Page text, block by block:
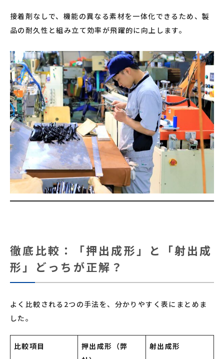
接着剤なしで、機能の異なる素材を一体化できるため、製
品の耐久性と組み立て効率が飛躍的に向上します。
徹底比較：「押出成形」と「射出成
形」どっちが正解？
よく比較される2つの手法を、分かりやすく表にまとめま
した。
比較項目
押出成形（弊
射出成形